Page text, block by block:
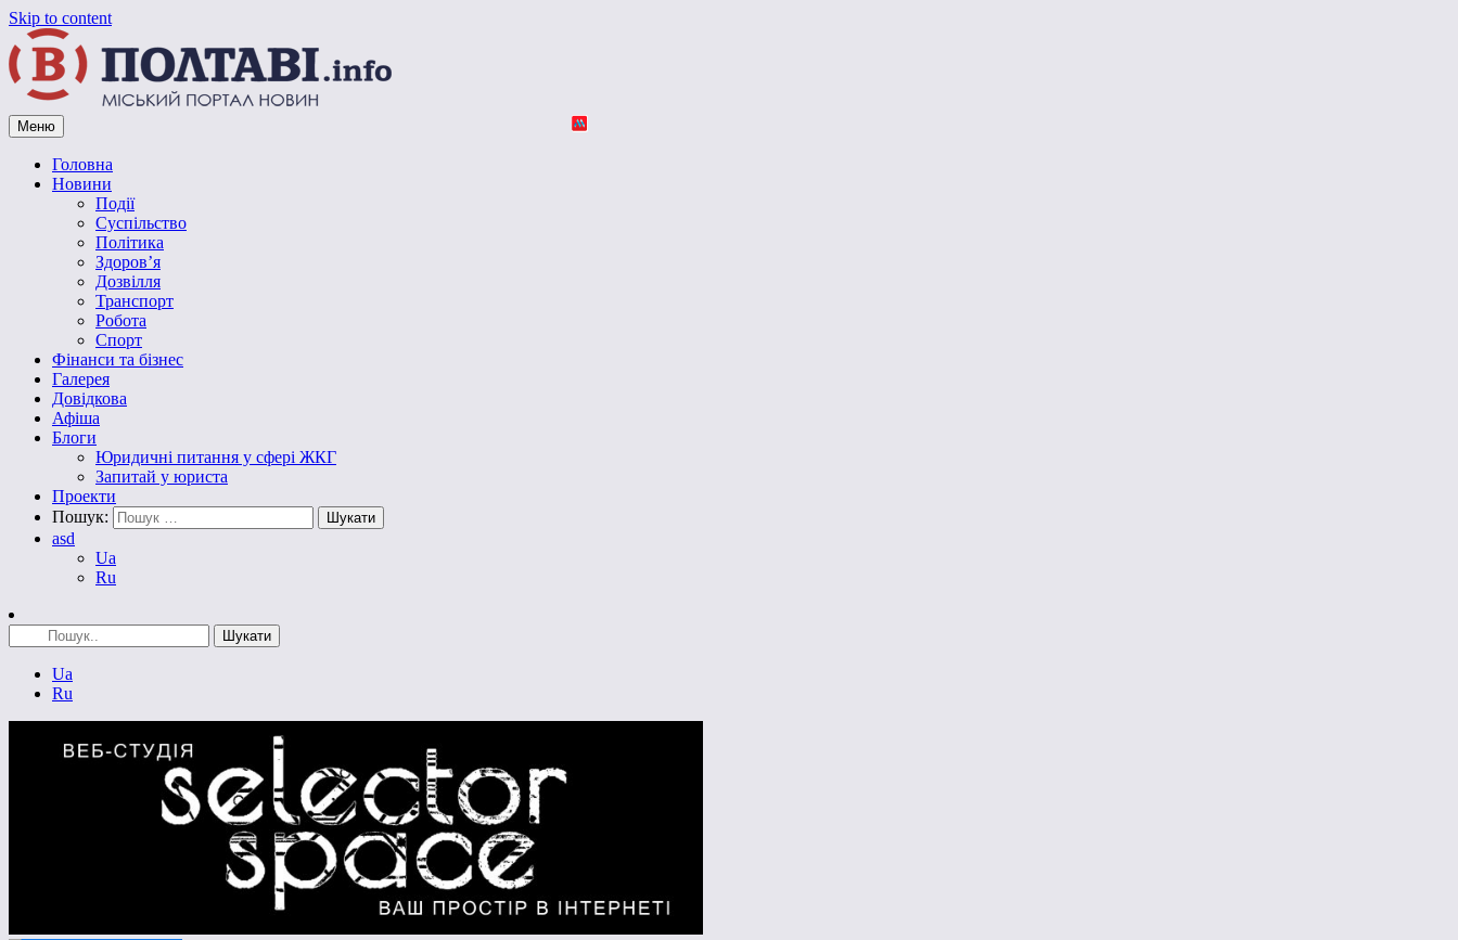
Skip to content
Vpoltave.info
Полтавський портал новин
Меню
Головна
Новини
Події
Суспільство
Політика
Здоров’я
Дозвілля
Транспорт
Робота
Спорт
Фінанси та бізнес
Галерея
Довідкова
Афіша
Блоги
Юридичні питання у сфері ЖКГ
Запитай у юриста
Проекти
Пошук:
asd
Ua
Ru
Ua
Ru